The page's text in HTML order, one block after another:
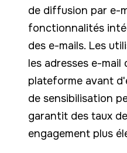
de diffusion par e-
fonctionnalités
des e-mails. Les
les adresses e-mail
plateforme avant
de sensibilisation
garantit des taux
engagement plus